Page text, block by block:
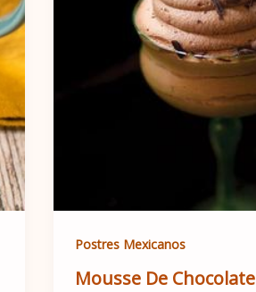
Postres Mexicanos
Mousse De Chocolate